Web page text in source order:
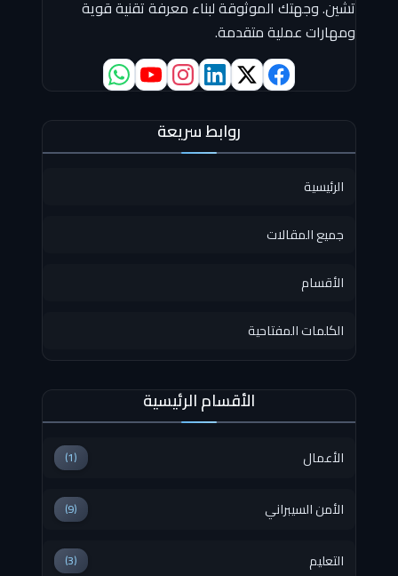
تشين. وجهتك الموثوقة لبناء معرفة تقنية قوية
ومهارات عملية متقدمة.
روابط سريعة
الرئيسية
جميع المقالات
الأقسام
الكلمات المفتاحية
الأقسام الرئيسية
الأعمال (1)
الأمن السيبراني (9)
التعليم (3)